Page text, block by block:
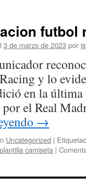
futbol
3 de marzo de 2023 por
y lo
en la última
por el Real
→
Uncategorized |
plantilla camiseta |